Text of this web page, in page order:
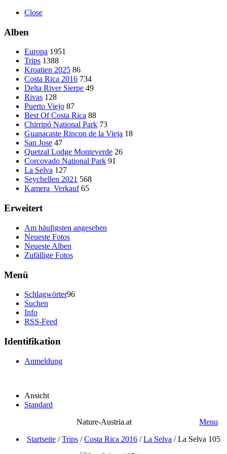
Close
Alben
Europa 1951
Trips 1388
Kroatien 2025 86
Costa Rica 2016 734
Delta River Sierpe 49
Rivas 128
Puerto Viejo 87
Best Of Costa Rica 88
Chirripó National Park 73
Guanacaste Rincon de la Vieja 18
San Jose 47
Quetzal Lodge Monteverde 26
Corcovado National Park 91
La Selva 127
Seychellen 2021 568
Kamera_Verkauf 65
Erweitert
Am häufigsten angesehen
Neueste Fotos
Neueste Alben
Zufällige Fotos
Menü
Schlagwörter96
Suchen
Info
RSS-Feed
Identifikation
Anmeldung
Ansicht
Standard
Nature-Austria.at
Menu
Startseite /Trips /Costa Rica 2016 /La Selva /La Selva 105